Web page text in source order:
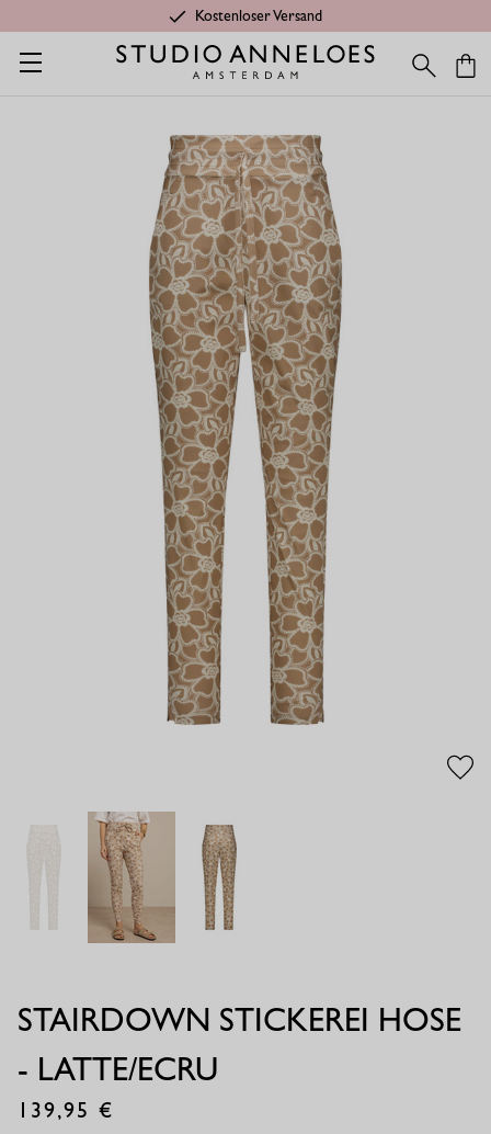
Kostenloser Versand
Startseite Shop Kleidung aus Travelstoff Travelstoff Hosen
STAIRDOWN STICKEREI HOSE
- LATTE/ECRU
139,95